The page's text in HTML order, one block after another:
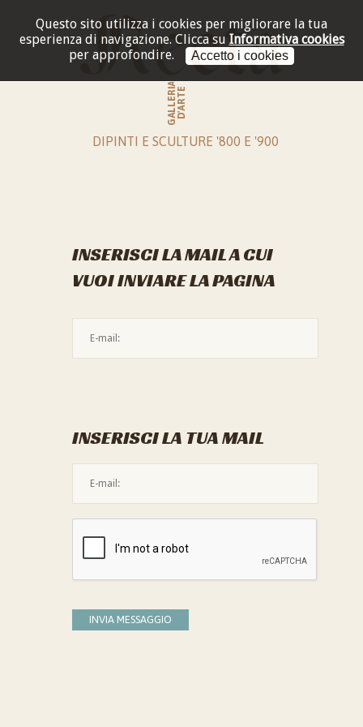
Questo sito utilizza i cookies per migliorare la tua
esperienza di navigazione. Clicca su Informativa cookies
per approfondire.
Accetto i cookies
GALLERIAD'ARTE
DIPINTI E SCULTURE '800 E '900
INSERISCI LA MAIL A CUI
VUOI INVIARE LA PAGINA
INSERISCI LA TUA MAIL
INVIA MESSAGGIO